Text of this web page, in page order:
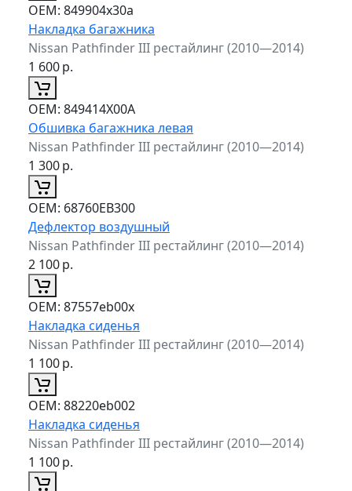
ОЕМ: 849904x30a
Накладка багажника
Nissan Pathfinder III рестайлинг (2010—2014)
1 600р.
ОЕМ: 849414X00A
Обшивка багажника левая
Nissan Pathfinder III рестайлинг (2010—2014)
1 300р.
ОЕМ: 68760EB300
Дефлектор воздушный
Nissan Pathfinder III рестайлинг (2010—2014)
2 100р.
ОЕМ: 87557eb00x
Накладка сиденья
Nissan Pathfinder III рестайлинг (2010—2014)
1 100р.
ОЕМ: 88220eb002
Накладка сиденья
Nissan Pathfinder III рестайлинг (2010—2014)
1 100р.